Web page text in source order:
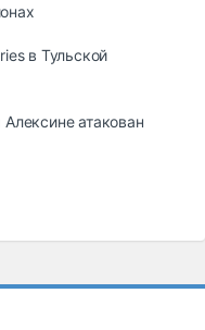
в Тульской
атакован